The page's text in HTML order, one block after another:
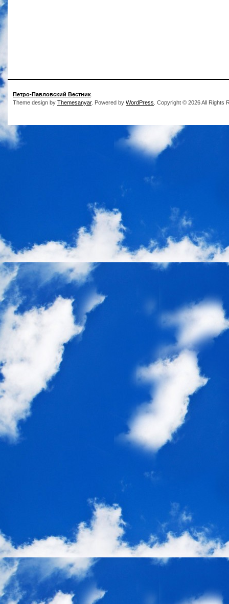
Петро-Павловский Вестник
Theme design by Themesanyar. Powered by WordPress . Copyright © 2026 All Rights